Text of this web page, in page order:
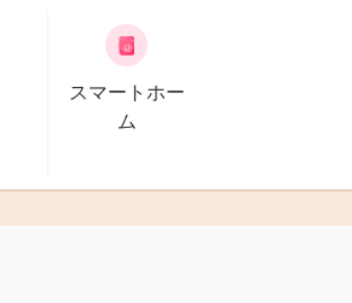
スマートホー
ム